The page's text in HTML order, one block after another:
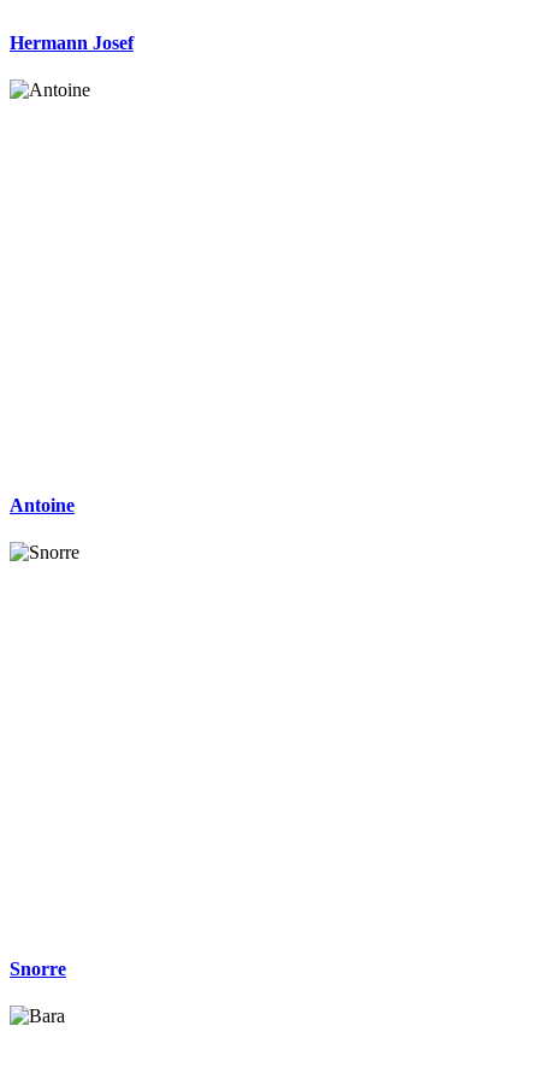
Hermann Josef
Antoine
Snorre